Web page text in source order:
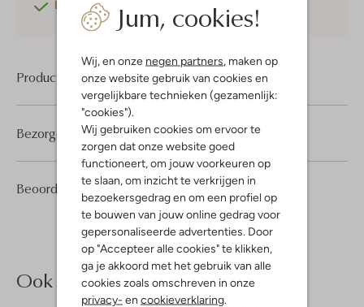
Jum, cookies!
Wij, en onze negen partners, maken op
onze website gebruik van cookies en
vergelijkbare technieken (gezamenlijk:
"cookies").
Wij gebruiken cookies om ervoor te
zorgen dat onze website goed
functioneert, om jouw voorkeuren op
te slaan, om inzicht te verkrijgen in
bezoekersgedrag en om een profiel op
te bouwen van jouw online gedrag voor
gepersonaliseerde advertenties. Door
op "Accepteer alle cookies" te klikken,
ga je akkoord met het gebruik van alle
cookies zoals omschreven in onze
privacy- en cookieverklaring.
Betaal achteraf
Product informatie
Beoordelingen (1) 5/5
1
5
Sterren
Bezorgen & retourneren
Ook iets voor jou?